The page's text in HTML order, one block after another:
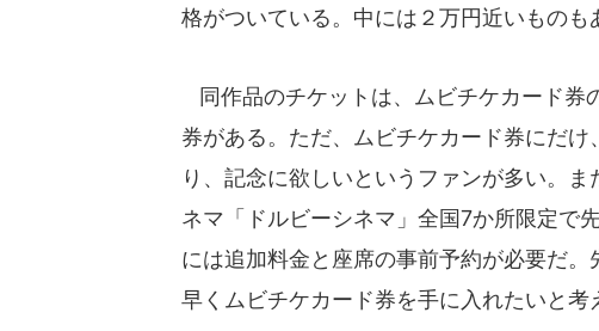
格がついている。中には２万円近いものも
同作品のチケットは、ムビチケカード券
券がある。ただ、ムビチケカード券にだ
り、記念に欲しいというファンが多い。
ネマ「ドルビーシネマ」全国7か所限定で
には追加料金と座席の事前予約が必要だ
早くムビチケカード券を手に入れたいと考